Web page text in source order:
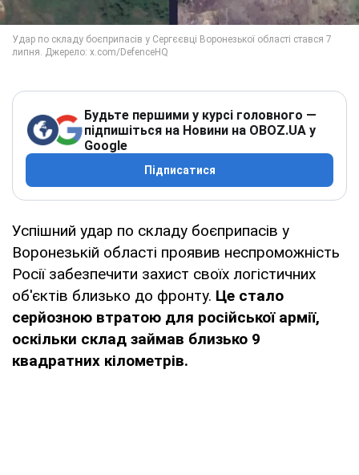
Будьте першими у курсі головного —
підпишіться на Новини на OBOZ.UA у
Google
Підписатися
Успішний удар по складу боєприпасів у
Воронезькій області проявив неспроможність
Росії забезпечити захист своїх логістичних
об'єктів близько до фронту. Це стало
серйозною втратою для російської армії,
оскільки склад займав близько 9
квадратних кілометрів.